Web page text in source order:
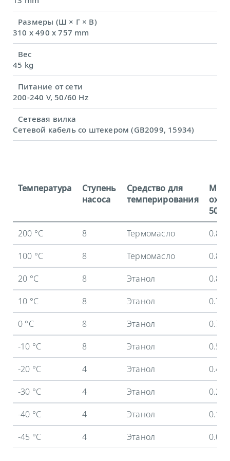
Размеры (Ш × Г × В)
310 x 490 x 757 mm
Вес
45 kg
Питание от сети
200-240 V, 50/60 Hz
Сетевая вилка
Сетевой кабель со штекером (GB2099, 15934)
Температура
Ступень
насоса
Средство для
темперирования
50 Гц
200 °C
8 Термомасло
0.8
100 °C
8 Термомасло
0.8
20 °C
8 Этанол
0.8
10 °C
8 Этанол
0.73
0 °C
8 Этанол
0.7
-10 °C
8 Этанол
0.59
-20 °C
4 Этанол
0.44
-30 °C
4 Этанол
0.26
-40 °C
4 Этанол
0.12
-45 °C
4 Этанол 0.05